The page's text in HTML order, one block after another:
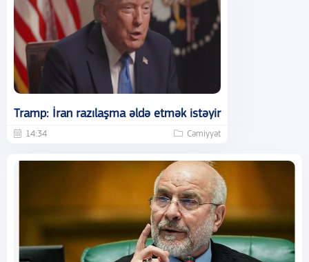
Tramp: İran razılaşma əldə etmək istəyir
14:34 Cəmiyyət